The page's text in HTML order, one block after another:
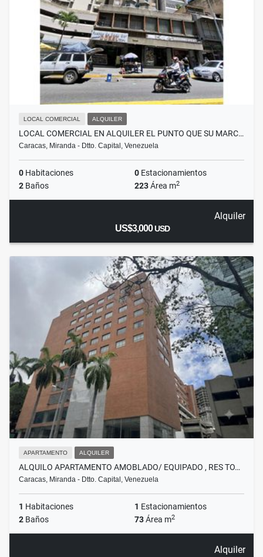
LOCAL COMERCIAL ALQUILER
LOCAL COMERCIAL EN ALQUILER EL PUNTO QUE SU MARC…
Caracas, Miranda - Dtto. Capital, Venezuela
0 Habitaciones 0 Estacionamientos
2 Baños 223Área m2
Alquiler
US$3,000USD
APARTAMENTO ALQUILER
ALQUILO APARTAMENTO AMOBLADO/ EQUIPADO , RES TO…
Caracas, Miranda - Dtto. Capital, Venezuela
1 Habitaciones 1 Estacionamientos
2 Baños 73Área m2
Alquiler